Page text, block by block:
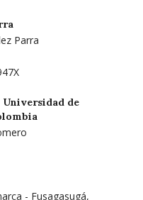
Parra
Universidad de
- Fusagasugá,